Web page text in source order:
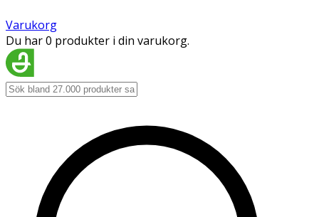
Varukorg
Du har 0 produkter i din varukorg.